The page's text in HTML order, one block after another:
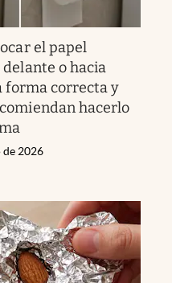
el papel
o hacia
forma correcta y
hacerlo
de 2026